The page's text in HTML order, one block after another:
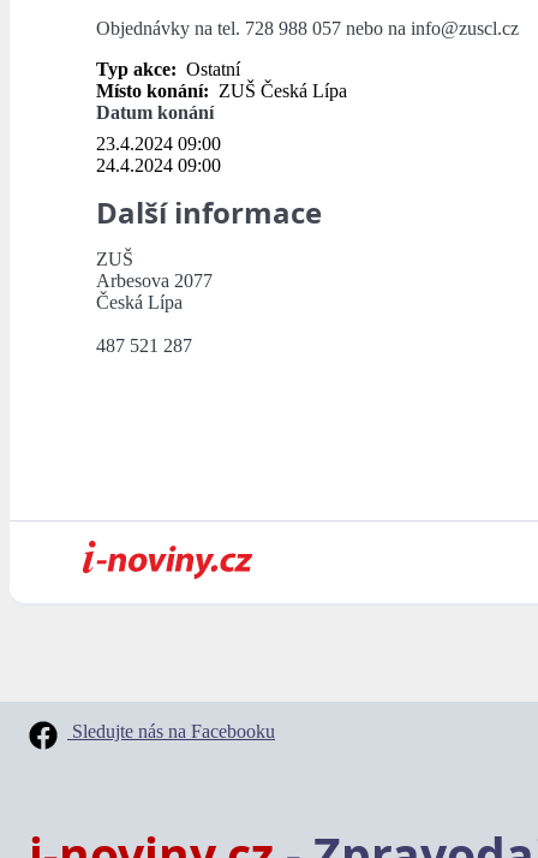
Objednávky na tel. 728 988 057 nebo na info@zuscl.cz
Typ akce: Ostatní
Místo konání: ZUŠ Česká Lípa
Datum konání
23.4.2024 09:00
24.4.2024 09:00
Další informace
ZUŠ
Arbesova 2077
Česká Lípa
487 521 287
Sledujte nás na Facebooku